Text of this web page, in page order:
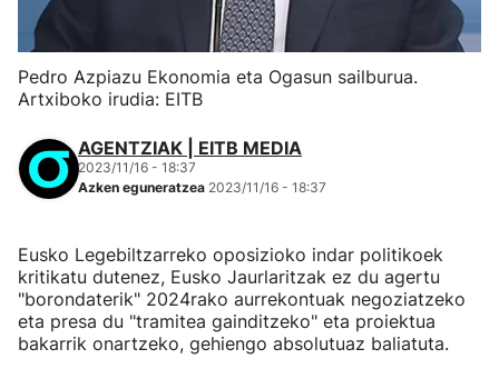
Pedro Azpiazu Ekonomia eta Ogasun sailburua.
Artxiboko irudia: EITB
AGENTZIAK | EITB MEDIA
2023/11/16 - 18:37
Azken eguneratzea 2023/11/16 - 18:37
Eusko Legebiltzarreko oposizioko indar politikoek
kritikatu dutenez, Eusko Jaurlaritzak ez du agertu
"borondaterik" 2024rako aurrekontuak negoziatzeko
eta presa du "tramitea gainditzeko" eta proiektua
bakarrik onartzeko, gehiengo absolutuaz baliatuta.